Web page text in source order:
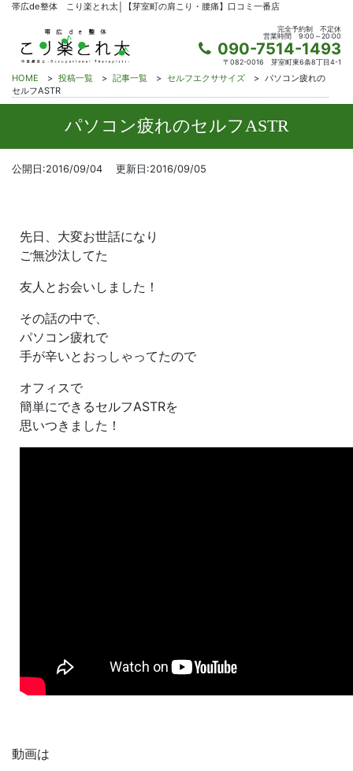
帯広de整体 こり楽とれ太│【芽室町の肩こり・腰痛】口コミ一番店
完全予約制
不定休
営業時間
9:00～20:00
090-7514-1493
〒082-0016 芽室町東6条8丁目4-1
HOME > 投稿一覧 > 記事一覧 > セルフエクササイズ > パソコン疲れの
セルフASTR
パソコン疲れのセルフASTR
公開日:2016/09/04 更新日:2016/09/05
先日、大変お世話になり
ご無沙汰してた
友人とお会いしました！
その話の中で、
パソコン疲れで
手が辛いとおっしゃってたので
オフィスで
簡単にできるセルフASTRを
思いつきました！
動画は